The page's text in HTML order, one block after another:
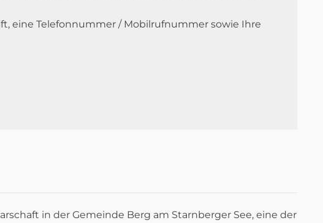
eine Telefonnummer / Mobilrufnummer sowie Ihre
in der Gemeinde Berg am Starnberger See, eine der